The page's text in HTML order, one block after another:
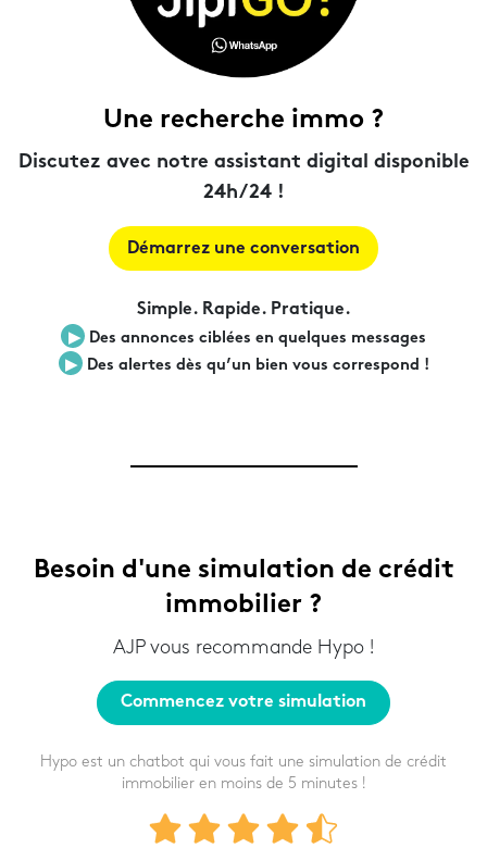
Une recherche immo ?
Discutez avec notre assistant digital disponible
24h/24 !
Démarrez une conversation
Simple. Rapide. Pratique.
▶︎
Des annonces ciblées en quelques messages
▶︎ Des alertes dès qu’un bien vous correspond !
Besoin d'une simulation de crédit
immobilier ?
AJP vous recommande Hypo !
Commencez votre simulation
Hypo est un chatbot qui vous fait une simulation de crédit
immobilier en moins de 5 minutes !